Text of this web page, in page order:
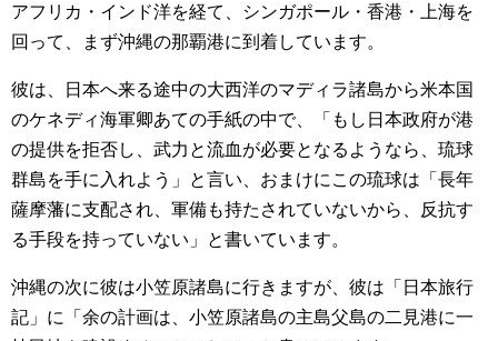
アフリカ・インド洋を経て、シンガポール・香港・上海を
回って、まず沖縄の那覇港に到着しています。
彼は、日本へ来る途中の大西洋のマディラ諸島から米本国
のケネディ海軍卿あての手紙の中で、「もし日本政府が港
の提供を拒否し、武力と流血が必要となるようなら、琉球
群島を手に入れよう」と言い、おまけにこの琉球は「長年
薩摩藩に支配され、軍備も持たされていないから、反抗す
る手段を持っていない」と書いています。
沖縄の次に彼は小笠原諸島に行きますが、彼は「日本旅行
記」に「余の計画は、小笠原諸島の主島父島の二見港に一